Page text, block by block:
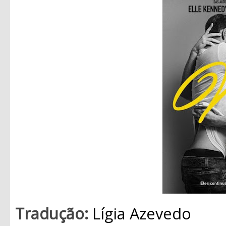
Tradução: Lígia Azevedo